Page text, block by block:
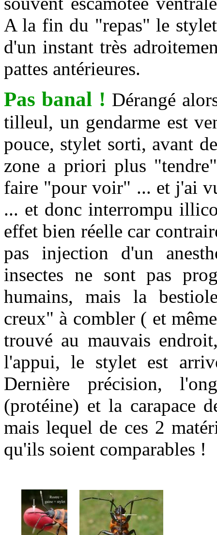
A la fin du "repas" le
d'un instant très
pattes antérieures.
Pas banal ! Dérangé
tilleul, un gendarme est
pouce, stylet sorti, avant
zone a priori plus
faire "pour voir" ... et j'ai
... et donc interrompu
effet bien réelle car
pas injection d'un
insectes ne sont pas
humains, mais la
creux" à combler ( et
trouvé au mauvais
l'appui, le stylet est
Dernière précision,
(protéine) et la carapace
mais lequel de ces 2
qu'ils soient comparables !